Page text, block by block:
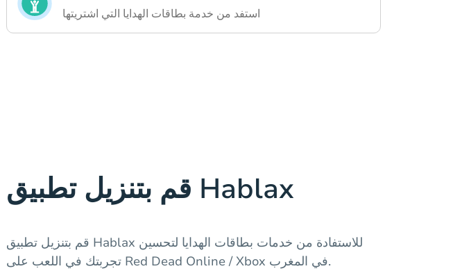
استفد من خدمة بطاقات الهدايا التي اشتريتها
قم بتنزيل تطبيق Hablax
قم بتنزيل تطبيق Hablax للاستفادة من خدمات بطاقات الهدايا لتحسين
تجربتك في اللعب على Red Dead Online / Xbox في المغرب.